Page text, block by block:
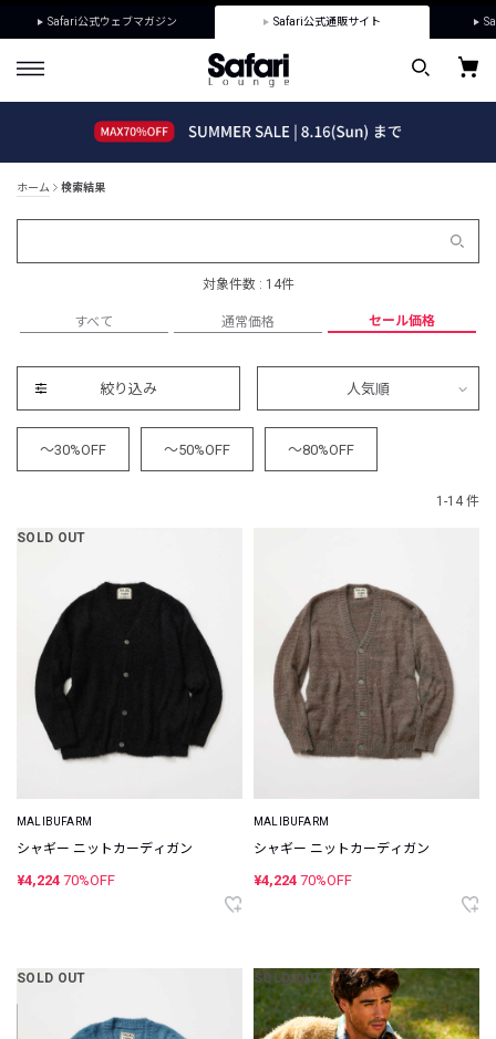
Safari公式ウェブマガジン Safari公式通販サイト
ホーム 検索結果
対象件数 : 14件
すべて 通常価格 セール価格
絞り込み 人気順
～30%OFF ～50%OFF ～80%OFF
1-14 件
SOLD OUT
MALIBUFARM
シャギー ニットカーディガン
¥4,224 70%OFF
MALIBUFARM
シャギー ニットカーディガン
¥4,224 70%OFF
SOLD OUT SOLD OUT